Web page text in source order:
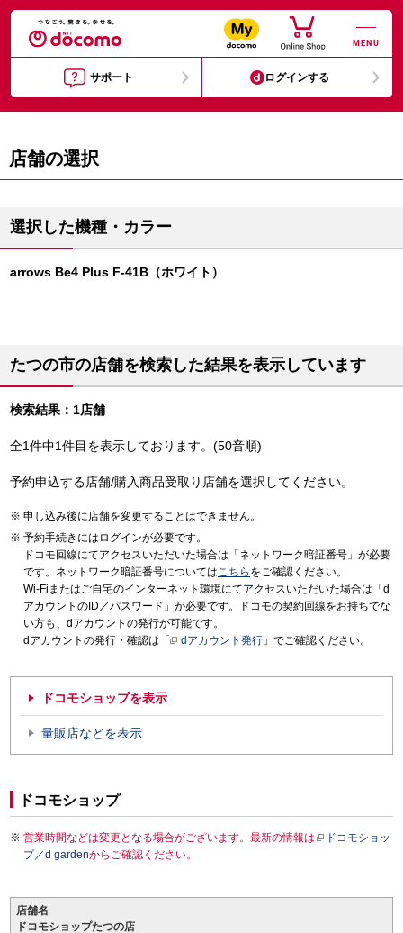
MENU
サポート ログインする
店舗の選択
選択した機種・カラー
arrows Be4 Plus F-41B（ホワイト）
たつの市の店舗を検索した結果を表示しています
検索結果：1店舗
全1件中1件目を表示しております。(50音順)
予約申込する店舗/購入商品受取り店舗を選択してください。
申し込み後に店舗を変更することはできません。
予約手続きにはログインが必要です。
ドコモ回線にてアクセスいただいた場合は「ネットワーク暗証番号」が必要
です。ネットワーク暗証番号についてはこちら をご確認ください。
Wi-Fiまたはご自宅のインターネット環境にてアクセスいただいた場合は「d
アカウントのID／パスワード」が必要です。ドコモの契約回線をお持ちでな
い方も、dアカウントの発行が可能です。
dアカウントの発行・確認は「
dアカウント発行 」でご確認ください。
ドコモショップを表示
量販店などを表示
ドコモショップ
営業時間などは変更となる場合がございます。最新の情報は
ドコモショッ
プ／d gardenからご確認ください。
店舗名
ドコモショップたつの店